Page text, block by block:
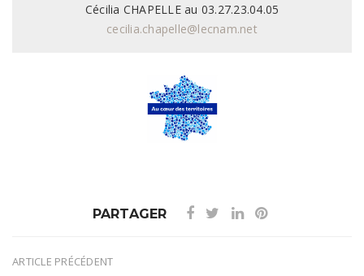
Cécilia CHAPELLE au 03.27.23.04.05
cecilia.chapelle@lecnam.net
PARTAGER
Navigation
ARTICLE PRÉCÉDENT